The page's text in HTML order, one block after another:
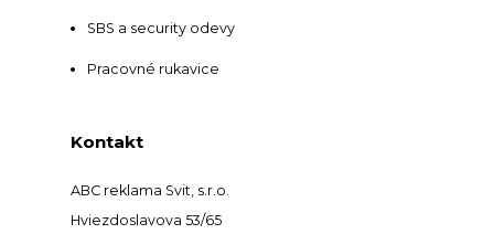
SBS a security odevy
Pracovné rukavice
Kontakt
ABC reklama Svit, s.r.o.
Hviezdoslavova 53/65